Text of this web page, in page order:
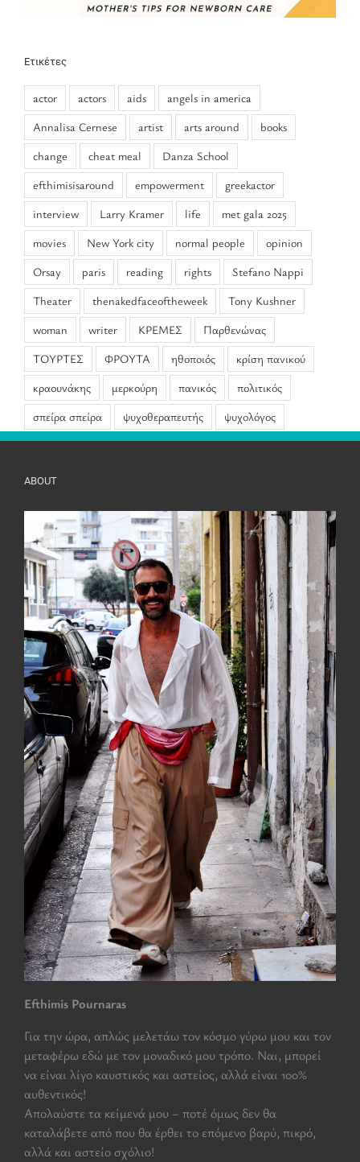
Ετικέτες
actor actors aids
angels in america
Annalisa Cernese
artist arts around
books
change
cheat meal
Danza School
efthimisisaround
empowerment
greekactor
interview
Larry Kramer life
met gala 2025
movies
New York city normal people
opinion
Orsay
paris reading rights
Stefano Nappi
Theater
thenakedfaceoftheweek
Tony Kushner
woman
writer ΚΡΕΜΕΣ
Παρθενώνας
ΤΟΥΡΤΕΣ
ΦΡΟΥΤΑ ηθοποιός
κρίση πανικού
κραουνάκης
μερκούρη πανικός
πολιτικός
σπείρα σπείρα
ψυχοθεραπευτής ψυχολόγος
ABOUT
Efthimis Pournaras
Για την ώρα, απλώς μελετάω τον κόσμο γύρω μου και τον
μεταφέρω εδώ με τον μοναδικό μου τρόπο. Ναι, μπορεί
να είναι λίγο καυστικός και αστείος, αλλά είναι 100%
αυθεντικός!
Aπολαύστε τα κείμενά μου – ποτέ όμως δεν θα
καταλάβετε από που θα έρθει το επόμενο βαρύ, πικρό,
αλλά και αστείο σχόλιο!